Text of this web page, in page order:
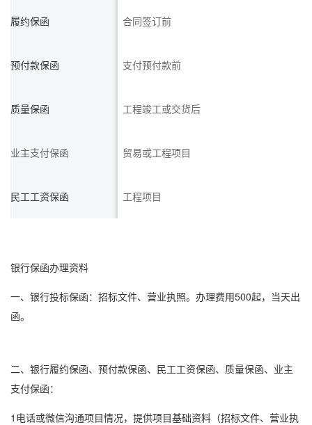
履约保函 合同签订前
预付款保函 支付预付款前
质量保函 工程竣工或交货后
业主支付保函 贸易或工程项目
民工工资保函 工程项目
银行保函办理资料
一、银行投标保函：招标文件、营业执照。办理费用500起，当天出
函。
二、银行履约保函、 预付款保函、 民工工资保函、 质量保函、业主
支付保函：
1电话或微信沟通项目情况，提供项目基础资料（招标文件、营业执